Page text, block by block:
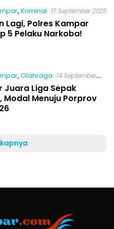
, Kriminal 17 September 2025
Lagi, Polres Kampar
5 Pelaku Narkoba!
, Olahraga 14 September
Juara Liga Sepak
Modal Menuju Porprov